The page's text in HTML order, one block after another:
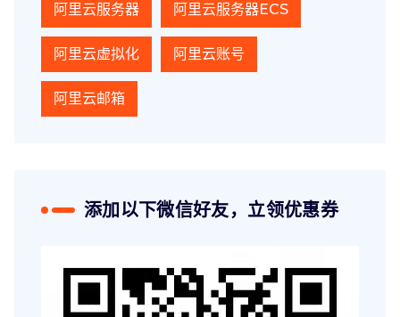
阿里云服务器 阿里云服务器ECS
阿里云虚拟化 阿里云账号
阿里云邮箱
添加以下微信好友，立领优惠券